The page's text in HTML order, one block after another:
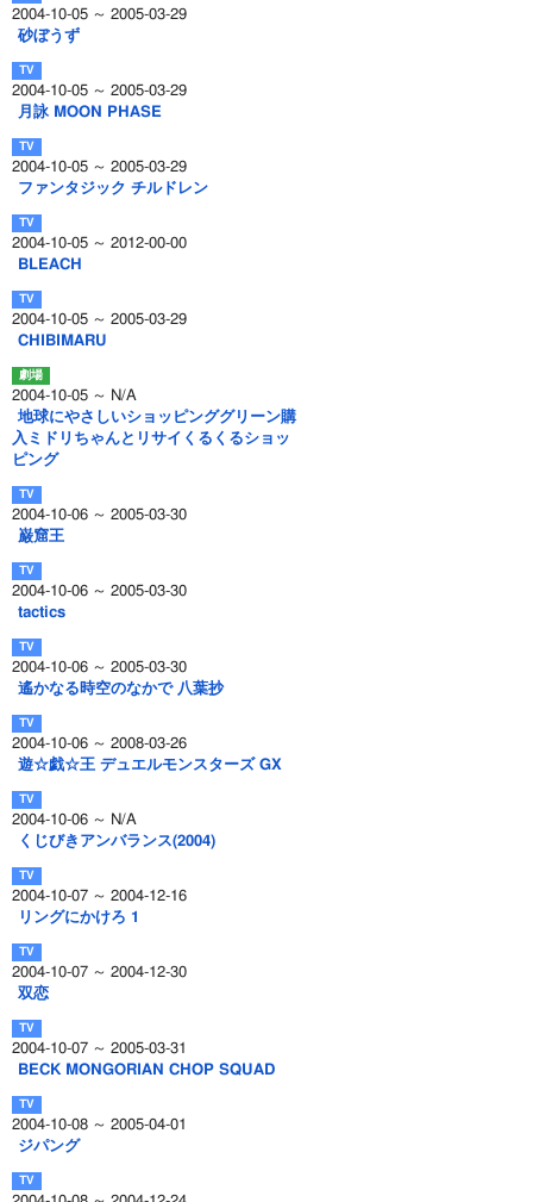
2004-10-05 ～ 2005-03-29
砂ぼうず
2004-10-05 ～ 2005-03-29
月詠 MOON PHASE
2004-10-05 ～ 2005-03-29
ファンタジック チルドレン
2004-10-05 ～ 2012-00-00
BLEACH
2004-10-05 ～ 2005-03-29
CHIBIMARU
2004-10-05 ～ N/A
地球にやさしいショッピンググリーン購
入ミドリちゃんとリサイくるくるショッ
ピング
2004-10-06 ～ 2005-03-30
巌窟王
2004-10-06 ～ 2005-03-30
tactics
2004-10-06 ～ 2005-03-30
遙かなる時空のなかで 八葉抄
2004-10-06 ～ 2008-03-26
遊☆戯☆王 デュエルモンスターズ GX
2004-10-06 ～ N/A
くじびきアンバランス(2004)
2004-10-07 ～ 2004-12-16
リングにかけろ 1
2004-10-07 ～ 2004-12-30
双恋
2004-10-07 ～ 2005-03-31
BECK MONGORIAN CHOP SQUAD
2004-10-08 ～ 2005-04-01
ジパング